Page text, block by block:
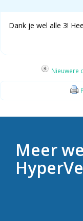
Dank je wel alle 3!
Nieuwere
Meer